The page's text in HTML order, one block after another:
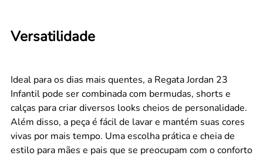
Versatilidade
Ideal para os dias mais quentes, a Regata Jordan 23
Infantil pode ser combinada com bermudas, shorts e
calças para criar diversos looks cheios de personalidade.
Além disso, a peça é fácil de lavar e mantém suas cores
vivas por mais tempo. Uma escolha prática e cheia de
estilo para mães e pais que se preocupam com o conforto